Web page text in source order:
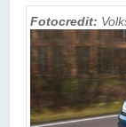
PREȚURI
MAȘINI
CONTACT
Fotocredit: